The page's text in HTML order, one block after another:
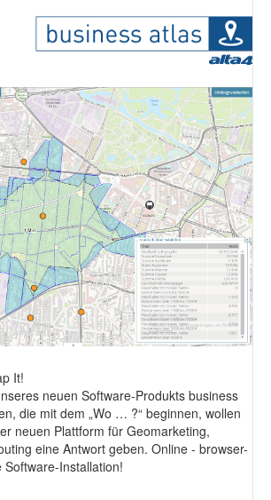
3D-Vermessung
Fotodokumentation
alta4 im Überblick
It!
neuen Software-Produkts business
die mit dem „Wo … ?“ beginnen, wollen
neuen Plattform für Geomarketing,
eine Antwort geben. Online - browser-
Installation!